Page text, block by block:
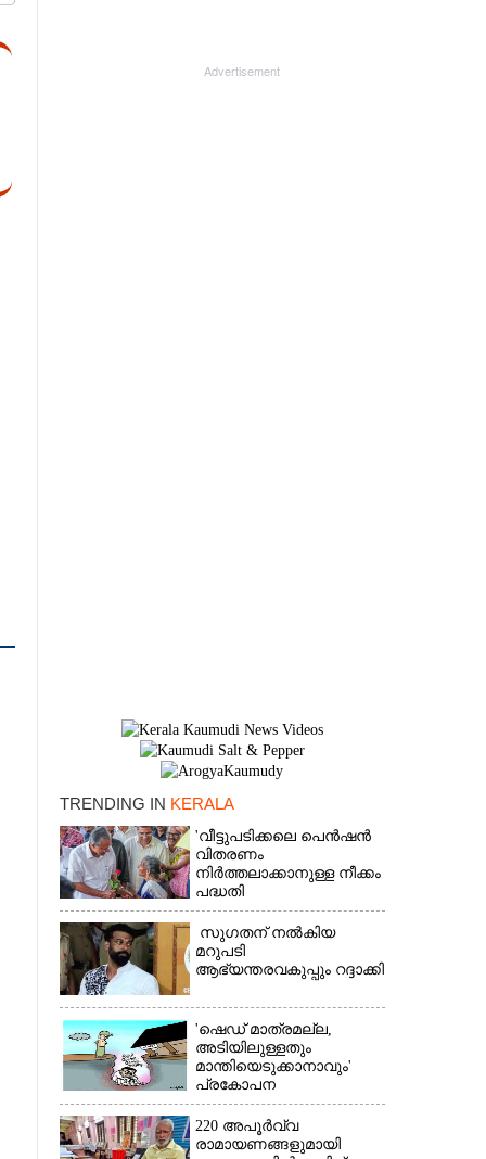
Advertisement
TRENDING IN KERALA
'വീട്ടുപടിക്കലെ പെൻഷൻ
വിതരണം
നിർത്തലാക്കാനുള്ള നീക്കം
പദ്ധതി
അവസാനിപ്പിക്കാനുള്ള
യുഡിഎഫ് അജണ്ടയുടെ
ആദ്യപടി'
സുഗതന് നൽകിയ
മറുപടി
ആഭ്യന്തരവകുപ്പും റദ്ദാക്കി
'ഷെഡ് മാത്രമല്ല,
അടിയിലുള്ളതും
മാന്തിയെടുക്കാനാവും'
പ്രകോപന
പ്രസംഗവുമായി കെ.കെ.
രാഗേഷ്
220 അപൂർവ്വ
രാമായണങ്ങളുമായി
×